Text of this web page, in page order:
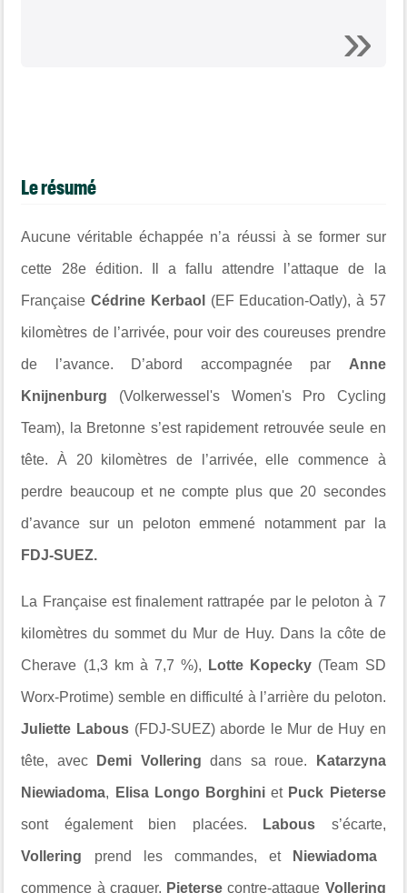
Le résumé
Aucune véritable échappée n’a réussi à se former sur
cette 28e édition. Il a fallu attendre l’attaque de la
FrançaiseCédrine Kerbaol (EF Education-Oatly), à 57
kilomètres de l’arrivée, pour voir des coureuses prendre
de l’avance. D’abord accompagnée par Anne
Knijnenburg (Volkerwessel's Women's Pro Cycling
Team), la Bretonne s’est rapidement retrouvée seule en
tête. À 20 kilomètres de l’arrivée, elle commence à
perdre beaucoup et ne compte plus que 20 secondes
d’avance sur un peloton emmené notamment par la
FDJ-SUEZ.
La Française est finalement rattrapée par le peloton à 7
kilomètres du sommet du Mur de Huy. Dans la côte de
Cherave (1,3 km à 7,7 %), Lotte Kopecky (Team SD
Worx-Protime) semble en difficulté à l’arrière du peloton.
Juliette Labous (FDJ-SUEZ) aborde le Mur de Huy en
tête, avec Demi Vollering dans sa roue. Katarzyna
Niewiadoma, Elisa Longo Borghini et Puck Pieterse
sont également bien placées. Labous s’écarte,
Vollering prend les commandes, et Niewiadoma
commence à craquer. Pietersecontre-attaque Vollering